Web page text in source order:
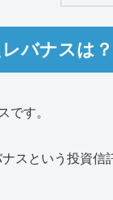
バナスは？
です。
スという投資信